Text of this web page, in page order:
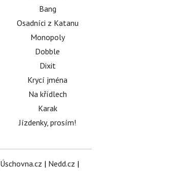
Bang
Osadníci z Katanu
Monopoly
Dobble
Dixit
Krycí jména
Na křídlech
Karak
Jízdenky, prosím!
Úschovna.cz | Nedd.cz |